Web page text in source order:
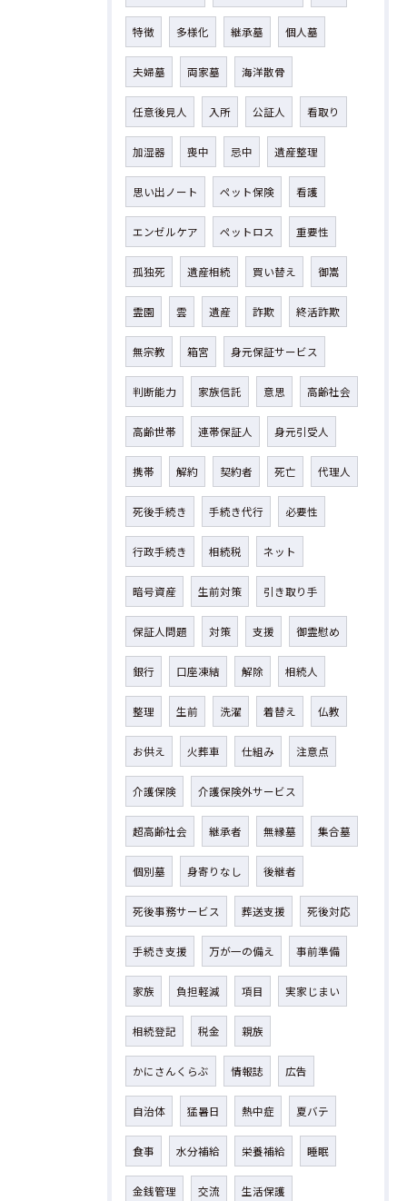
特徴 多様化 継承墓 個人墓
夫婦墓 両家墓 海洋散骨
任意後見人 入所 公証人 看取り
加湿器 喪中 忌中 遺産整理
思い出ノート ペット保険 看護
エンゼルケア ペットロス 重要性
孤独死 遺産相続 買い替え 御嵩
霊園 雲 遺産 詐欺 終活詐欺
無宗教 箱宮 身元保証サービス
判断能力 家族信託 意思 高齢社会
高齢世帯 連帯保証人 身元引受人
携帯 解約 契約者 死亡 代理人
死後手続き 手続き代行 必要性
行政手続き 相続税 ネット
暗号資産 生前対策 引き取り手
保証人問題 対策 支援 御霊慰め
銀行 口座凍結 解除 相続人
整理 生前 洗濯 着替え 仏教
お供え 火葬車 仕組み 注意点
介護保険 介護保険外サービス
超高齢社会 継承者 無縁墓 集合墓
個別墓 身寄りなし 後継者
死後事務サービス 葬送支援 死後対応
手続き支援 万が一の備え 事前準備
家族 負担軽減 項目 実家じまい
相続登記 税金 親族
かにさんくらぶ 情報誌 広告
自治体 猛暑日 熱中症 夏バテ
食事 水分補給 栄養補給 睡眠
金銭管理 交流 生活保護